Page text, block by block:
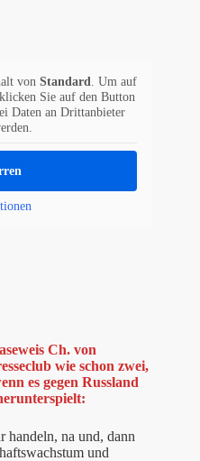
von Standard
. Um auf
Sie auf den Button
Daten an Drittanbieter
Ch. von
wie schon zwei,
es gegen Russland
handeln, na und, dann
und